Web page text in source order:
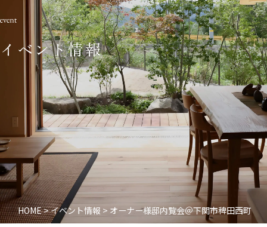
イベント情報
HOME>イベント情報 > オーナー様邸内覧会＠下関市稗田西町